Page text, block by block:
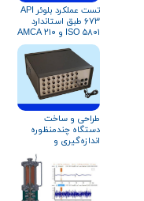
تست عملکرد بلوئر API
۶۷۳ طبق استاندارد
ISO ۵۸۰۱ و AMCA ۲۱۰
طراحی و ساخت
دستگاه چندمنظوره
اندازه‌گیری و
عملکرد کمپرسور و
تجهیزات دوار